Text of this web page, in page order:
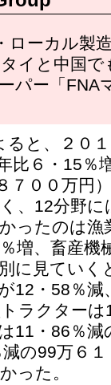
ローカル製
イと中国
パー「FNA
ると、２０
比６・15％
７００万円
、12分野
ったのは漁
増、畜産機
に見ていく
12・58％
ラクター
11・86％
の99万６
った。